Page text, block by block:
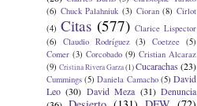
(6) Chuck Palahniuk (3) Cioran (8) Cirlot
(4) Citas (577) Clarice Lispector
(6)
Claudio Rodríguez (3) Coetzee (5)
Comer (3) Corcobado (9) Cristian Alcaraz
(9) Cristina Rivera Garza(1)Cucarachas (23)
Cummings (5) Daniela Camacho (5) David
Leo (30) David Meza (31) Denuncia